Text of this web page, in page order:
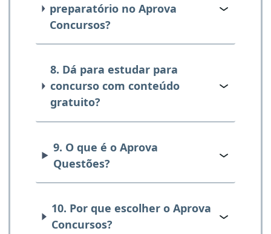
preparatório no Aprova
Concursos?
8. Dá para estudar para
concurso com conteúdo
gratuito?
9. O que é o Aprova
Questões?
10. Por que escolher o Aprova
Concursos?